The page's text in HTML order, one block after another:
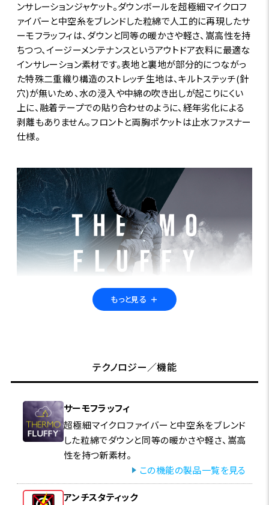
ンサレーションジャケット。ダウンボールを超極細マイクロフ
ァイバーと中空糸をブレンドした粒綿で人工的に再現したサ
ーモフラッフィは、ダウンと同等の暖かさや軽さ、嵩高性を持
ちつつ、イージーメンテナンスというアウトドア衣料に最適な
インサレーション素材です。表地と裏地が部分的につながっ
た特殊二重織り構造のストレッチ生地は、キルトステッチ(針
穴)が無いため、水の浸入や中綿の吹き出しが起こりにくい
上に、融着テープでの貼り合わせのように、経年劣化による
剥離もありません。フロントと両胸ポケットは止水ファスナー
仕様。
し、ダウンと同等の暖かさと軽さを実現。独自のストレッチ生地と特
さまざまなアクティビティにも最適です。エシカルな選択肢として、新
たな快適性を提案します。
特集ページはこちら
もっと見る ＋
テクノロジー／機能
サーモフラッフィ
超極細マイクロファイバーと中空糸をブレンド
した粒綿でダウンと同等の暖かさや軽さ、嵩高
性を持つ新素材。
この機能の製品一覧を見る
アンチスタティック